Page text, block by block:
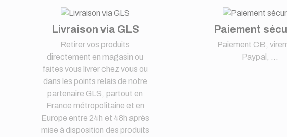
Livraison via GLS
Retirer vos produits
directement en magasin ou
faites vous livrer chez vous ou
dans les points relais de notre
partenaire GLS, partout en
France métropolitaine et en
Europe entre 24h et 48h après
mise à disposition des produits
Paiement
Paiement CB,
Paypal, ...